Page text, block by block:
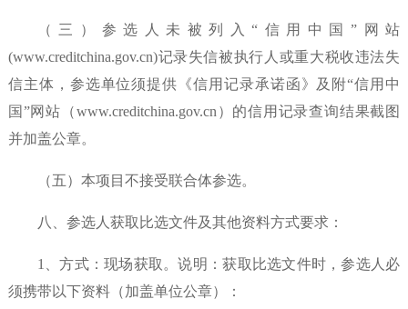
（三） 参选人未被列入“信用中国”网站
(www.creditchina.gov.cn)记录失信被执行人或重大税收违法失
信主体 ，参选单位须提供《信用记录承诺函》及附“信用中
国”网站（www.creditchina.gov.cn）的信用记录查询结果截图
并加盖公章。
（五）本项目不接受联合体参选。
八、参选人获取比选文件及其他资料方式要求：
1、方式：现场获取。说明：获取比选文件时，参选人必
须携带以下资料（加盖单位公章）：